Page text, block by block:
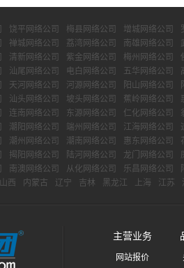
饶平网络公司 梅县网络公司 增城网络公司
禅城网络公司 荔湾网络公司 南雄网络公司
清新网络公司 紫金网络公司 梅州网络公司
汕尾网络公司 电白网络公司 五华网络公司
天河网络公司 河源网络公司 阳山网络公司
汕头网络公司 坡头网络公司 蕉岭网络公司
连南网络公司 东源网络公司 仁化网络公司
潮阳网络公司 端州网络公司 江海网络公司
潮州网络公司 潮南网络公司 惠东网络公司
揭阳网络公司 陆河网络公司 龙门网络公司
南澳网络公司 从化网络公司 乐昌网络公司
山西 内蒙古 辽宁 吉林 黑龙江 上海 江苏
主营业务
网站报价